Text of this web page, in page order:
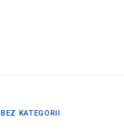
BEZ KATEGORII